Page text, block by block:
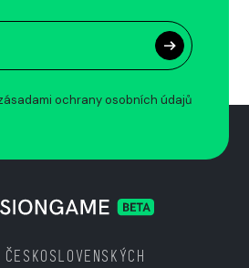
ochrany osobních údajů